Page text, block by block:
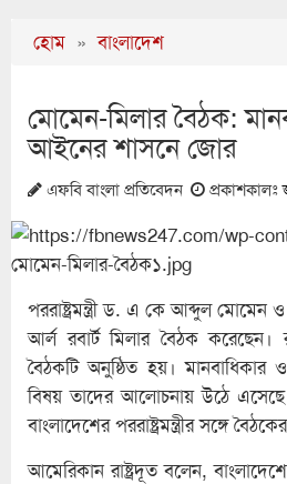
হোম » বাংলাদেশ
মোমেন-মিলার বৈঠক:
আইনের শাসনে জোর
এফবি বাংলা প্রতিবেদন প্রকাশকালঃ
পররাষ্ট্রমন্ত্রী ড. এ কে আব্দুল মোমেন ও
আর্ল রবার্ট মিলার বৈঠক করেছেন।
বৈঠকটি অনুষ্ঠিত হয়।
বিষয় তাদের আলোচনায় উঠে
বাংলাদেশের পররাষ্ট্রমন্ত্রীর সঙ্গে
আমেরিকান রাষ্ট্রদূত বলেন,